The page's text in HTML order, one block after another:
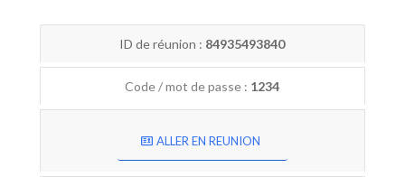
ID de réunion : 84935493840
Code / mot de passe : 1234
ALLER EN REUNION